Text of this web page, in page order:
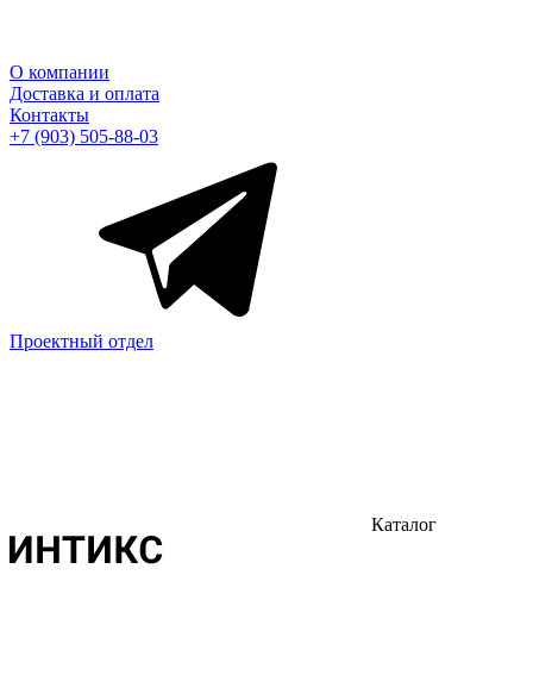
О компании
Доставка и оплата
Контакты
+7 (903) 505-88-03
Проектный отдел
Каталог